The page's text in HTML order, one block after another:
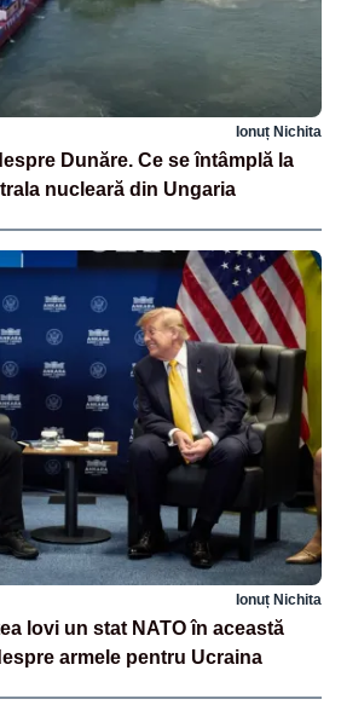
Ionuț Nichita
Dunăre. Ce se întâmplă la
nucleară din Ungaria
Ionuț Nichita
lovi un stat NATO în această
armele pentru Ucraina